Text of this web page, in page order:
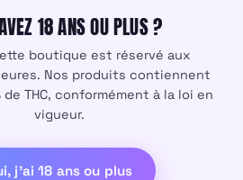
18 ANS OU PLUS ?
boutique est réservé aux
Nos produits contiennent
de THC, conformément à la loi en
vigueur.
j'ai 18 ans ou plus